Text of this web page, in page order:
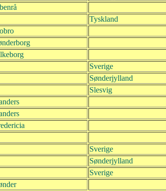
Tyskland
Sverige
Sønderjylland
Slesvig
Sverige
Sønderjylland
Sverige